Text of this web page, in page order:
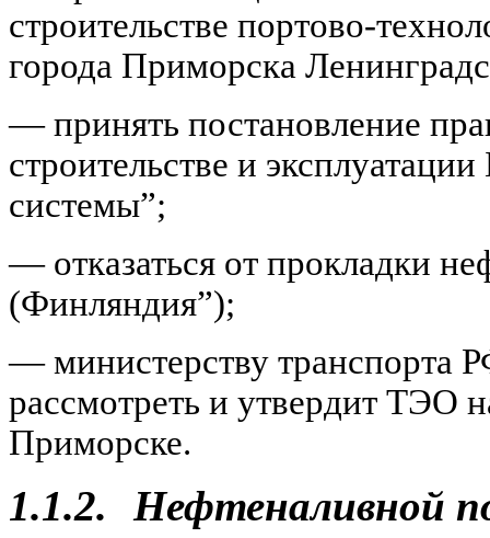
строительстве портово-
города Приморска
— принять постановление
строительстве и
системы”;
— отказаться от прокладки
(Финляндия”);
— министерству транспорта
рассмотреть и утвердит ТЭО
Приморске.
1.1.2. Нефтеналивной